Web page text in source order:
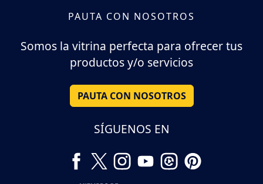
PAUTA CON NOSOTROS
Somos la vitrina perfecta para ofrecer tus
productos y/o servicios
PAUTA CON NOSOTROS
SÍGUENOS EN